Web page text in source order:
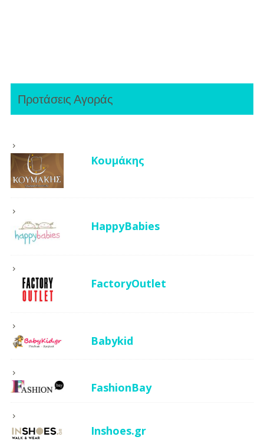
Προτάσεις Αγοράς
Κουμάκης
HappyBabies
FactoryOutlet
Babykid
FashionBay
Inshoes.gr